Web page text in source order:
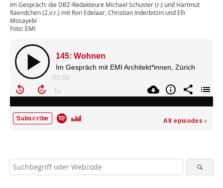
Im Gespräch: die DBZ-Redakteure Michael Schuster (r.) und Hartmut
Raendchen (2.v.r.) mit Ron Edelaar, Christian Inderbitzin und Elli
Mosayebi
Foto: EMI